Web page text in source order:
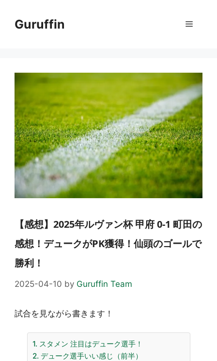
Guruffin メ
ュ
【感想】2025年ルヴァン杯 甲府 0-1 町田の
感想！デュークがPK獲得！仙頭のゴールで
勝利！
2025-04-10 by Guruffin Team
試合を見ながら書きます！
1. スタメン 注目はデューク選手！
2. デューク選手いい感じ（前半）